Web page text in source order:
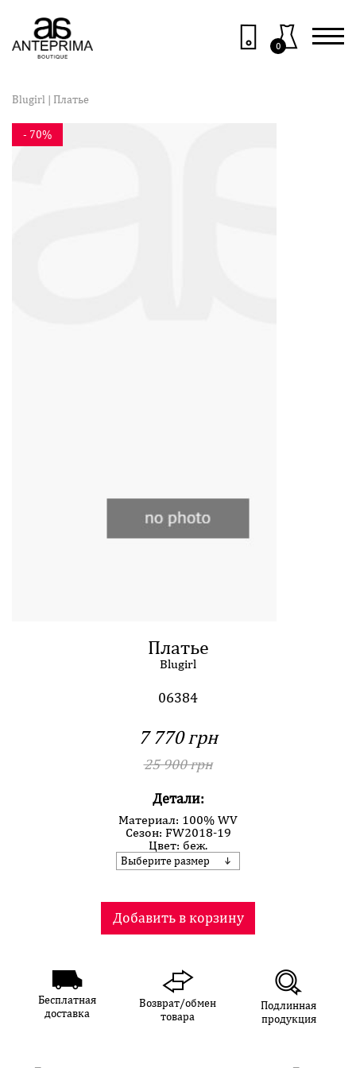
0
Blugirl | Платье
- 70%
Платье
Blugirl
06384
7 770 грн
25 900 грн
Детали:
Материал: 100% WV
Сезон: FW2018-19
Цвет: беж.
Выберите размер
Добавить в корзину
Бесплатная
доставка
Возврат/обмен
товара
Подлинная
продукция